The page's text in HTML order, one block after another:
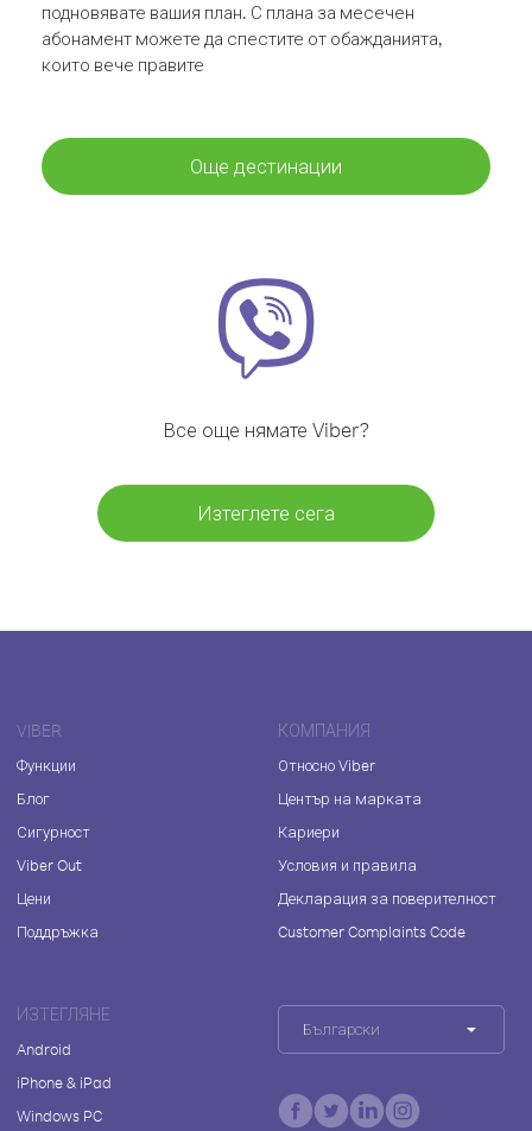
подновявате вашия план. С плана за месечен
абонамент можете да спестите от обажданията,
които вече правите
Още дестинации
Все още нямате Viber?
Изтеглете сега
VIBER
Функции
Блог
Сигурност
Viber Out
Цени
Поддръжка
КОМПАНИЯ
Относно Viber
Център на марката
Кариери
Условия и правила
Декларация за поверителност
Customer Complaints Code
ИЗТЕГЛЯНЕ
Android
iPhone & iPad
Windows PC
Български